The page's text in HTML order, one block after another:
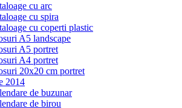
cu arc
cu spira
cu coperti plastic
A5 landscape
A5 portret
A4 portret
20x20 cm portret
2014
de buzunar
de birou